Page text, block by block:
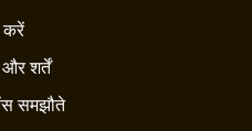
करें
शर्तें
समझौते